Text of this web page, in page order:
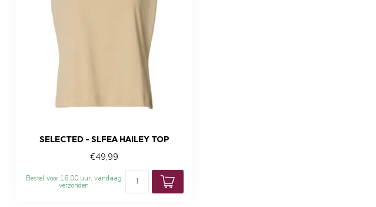
SELECTED - SLFEA HAILEY TOP
€49,99
Bestel voor 16.00 uur, vandaag
verzonden